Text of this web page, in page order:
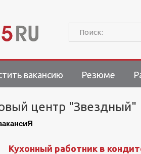
Поиск:
вакансию Резюме
центр "Звездный"
Кухонный работник в